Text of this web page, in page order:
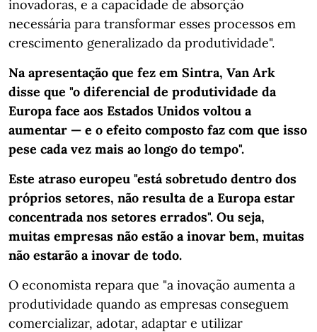
inovadoras, e a capacidade de absorção
necessária para transformar esses processos em
crescimento generalizado da produtividade".
Na apresentação que fez em Sintra, Van Ark
disse que "o diferencial de produtividade da
Europa face aos Estados Unidos voltou a
aumentar — e o efeito composto faz com que isso
pese cada vez mais ao longo do tempo".
Este atraso europeu "está sobretudo dentro dos
próprios setores, não resulta de a Europa estar
concentrada nos setores errados". Ou seja,
muitas empresas não estão a inovar bem, muitas
não estarão a inovar de todo.
O economista repara que "a inovação aumenta a
produtividade quando as empresas conseguem
comercializar, adotar, adaptar e utilizar